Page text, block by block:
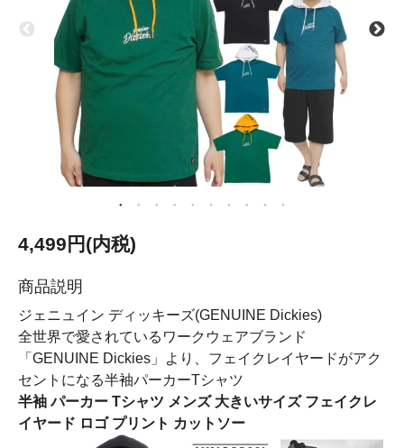
4,499円(内税)
商品説明
ジェニュイン ディッキーズ(GENUINE Dickies)
全世界で愛されているワークウェアブランド
「GENUINE Dickies」より、フェイクレイヤードがアク
セントになる半袖パーカーTシャツ
半袖 パーカー Tシャツ メンズ 大きいサイズ フェイクレ
イヤード ロゴ プリント カットソー